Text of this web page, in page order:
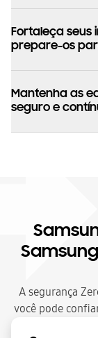
Fortaleça seus
prepare-os
Mantenha as
seguro e
A segurança
você pode